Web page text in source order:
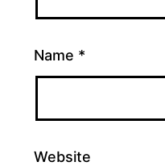
Name *
Website